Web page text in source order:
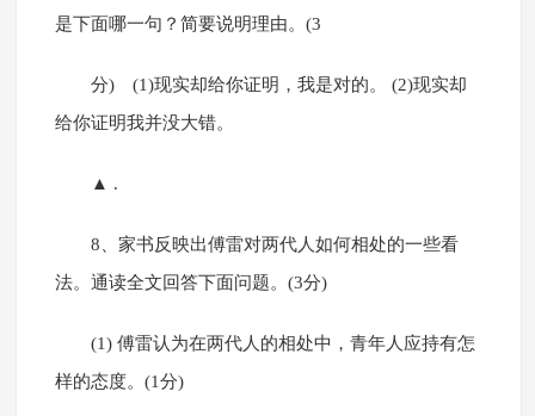
是下面哪一句？简要说明理由。(3
分) (1)现实却给你证明，我是对的。 (2)现实却
给你证明我并没大错。
▲ .
8、家书反映出傅雷对两代人如何相处的一些看
法。通读全文回答下面问题。(3分)
(1) 傅雷认为在两代人的相处中，青年人应持有怎
样的态度。(1分)